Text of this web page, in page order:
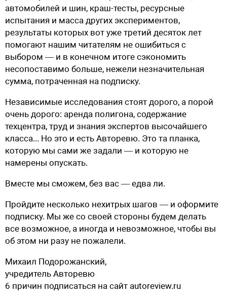
автомобилей и шин, краш-тесты, ресурсные
испытания и масса других экспериментов,
результаты которых вот уже третий десяток лет
помогают нашим читателям не ошибиться с
выбором — и в конечном итоге сэкономить
несопоставимо больше, нежели незначительная
сумма, потраченная на подписку.
Независимые исследования стоят дорого, а порой
очень дорого: аренда полигона, содержание
техцентра, труд и знания экспертов высочайшего
класса... Но это и есть Авторевю. Это та планка,
которую мы сами же задали — и которую не
намерены опускать.
Вместе мы сможем, без вас — едва ли.
Пройдите несколько нехитрых шагов — и оформите
подписку. Мы же со своей стороны будем делать
все возможное, а иногда и невозможное, чтобы вы
об этом ни разу не пожалели.
Михаил Подорожанский,
учредитель Авторевю
6 причин подписаться на сайт autoreview.ru